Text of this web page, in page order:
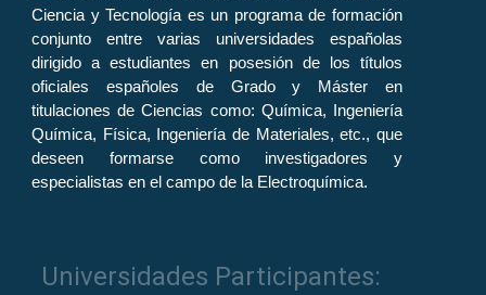
Ciencia y Tecnología es un programa de formación
conjunto entre varias universidades españolas
dirigido a estudiantes en posesión de los títulos
oficiales españoles de Grado y Máster en
titulaciones de Ciencias como: Química, Ingeniería
Química, Física, Ingeniería de Materiales, etc., que
deseen formarse como investigadores y
especialistas en el campo de la Electroquímica.
Universidades Participantes: